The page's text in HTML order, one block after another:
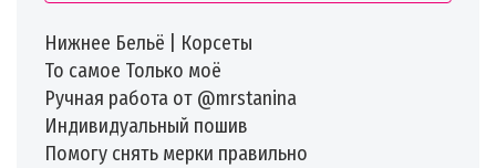
Нижнее Бельё | Корсеты
То самое Только моё
Ручная работа от @mrstanina
Индивидуальный пошив
Помогу снять мерки правильно